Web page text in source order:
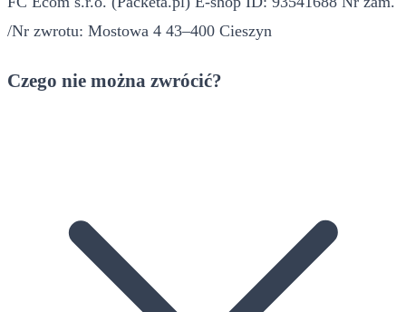
/Nr zwrotu: Mostowa 4 43–400 Cieszyn
Czego nie można zwrócić?